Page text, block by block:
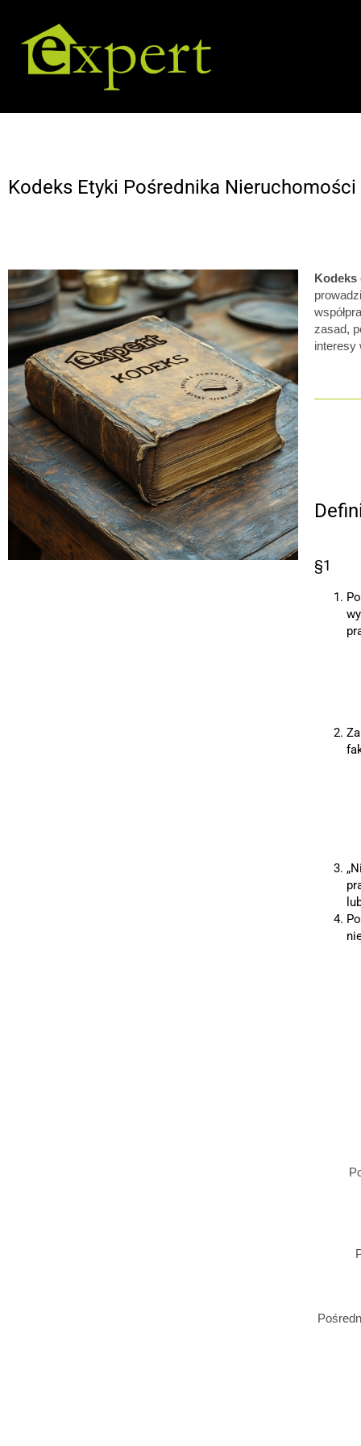
Kodeks Etyki Pośrednika Nieruchomości
Kodeks
zasad,
interesy
§1